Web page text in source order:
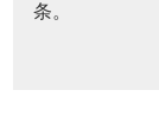
条。